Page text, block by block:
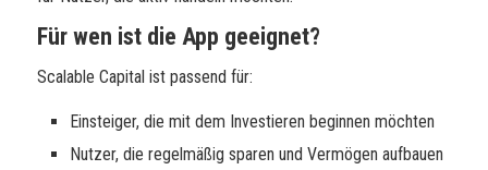
Für wen ist die App geeignet?
Scalable Capital ist passend für:
Einsteiger, die mit dem Investieren beginnen möchten
Nutzer, die regelmäßig sparen und Vermögen aufbauen